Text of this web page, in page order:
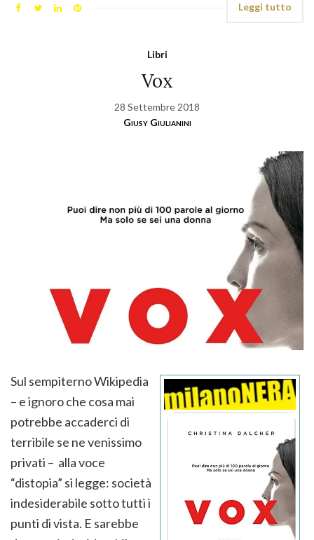
Leggi tutto
Libri
Vox
28 Settembre 2018
Giusy Giulianini
Sul sempiterno Wikipedia
– e ignoro che cosa mai
potrebbe accaderci di
terribile se ne venissimo
privati – alla voce
“distopia” si legge: società
indesiderabile sotto tutti i
punti di vista. E sarebbe